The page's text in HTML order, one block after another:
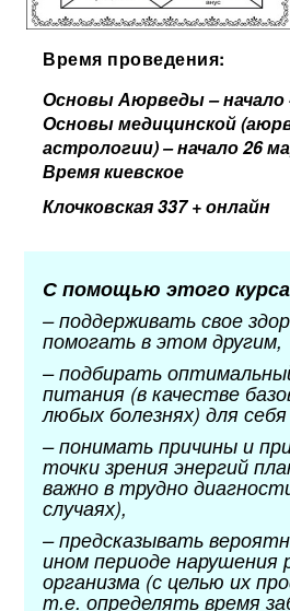
Время проведения:
Основы Аюрведы – начало
Основы медицинской
астрологии) – начало 26
Время киевское
Клочковская 337 + онлайн
С помощью этого
– поддерживать свое
помогать в этом другим,
– подбирать
питания (в качестве
любых болезнях) для себя
– понимать причины и
точки зрения энергий
важно в трудно
случаях),
– предсказывать
ином периоде нарушения
организма (с целью их
т.е. определять время